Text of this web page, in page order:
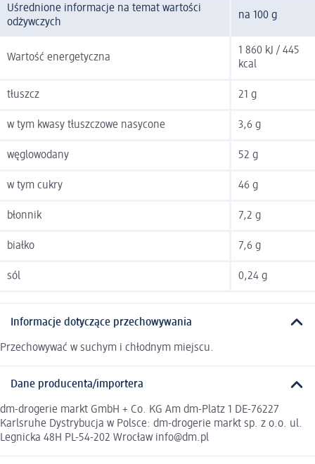
Uśrednione informacje na temat wartości
odżywczych
na 100 g
Wartość energetyczna
1 860 kJ / 445
kcal
tłuszcz 21 g
w tym kwasy tłuszczowe nasycone 3,6 g
węglowodany 52 g
w tym cukry 46 g
błonnik 7,2 g
białko 7,6 g
sól 0,24 g
Informacje dotyczące przechowywania
Przechowywać w suchym i chłodnym miejscu.
Dane producenta/importera
dm-drogerie markt GmbH + Co. KG Am dm-Platz 1 DE-76227
Karlsruhe Dystrybucja w Polsce: dm-drogerie markt sp. z o.o. ul.
Legnicka 48H PL-54-202 Wrocław info@dm.pl